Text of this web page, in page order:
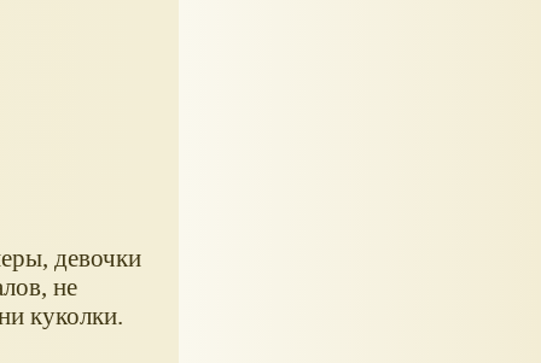
девочки
не
куколки.